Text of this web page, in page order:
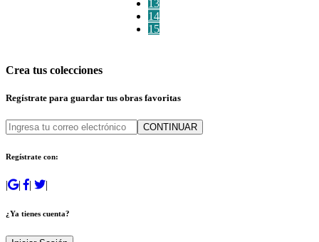
13
14
15
Crea tus colecciones
Regístrate para guardar tus obras favoritas
CONTINUAR
Regístrate con:
| | | |
¿Ya tienes cuenta?